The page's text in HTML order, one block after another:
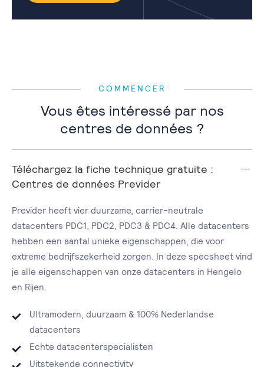
COMMENCER
Vous êtes intéressé par nos
centres de données ?
Téléchargez la fiche technique gratuite :
Centres de données Previder
Previder heeft vier duurzame, carrier-neutrale
datacenters PDC1, PDC2, PDC3 & PDC4. Alle datacenters
hebben een aantal unieke eigenschappen, die voor
extreme bedrijfszekerheid zorgen. In deze specsheet vind
je alle eigenschappen van onze datacenters in Hengelo
en Rijen.
Ultramodern, duurzaam & 100% Nederlandse
datacenters
Echte datacenterspecialisten
Uitstekende connectivity